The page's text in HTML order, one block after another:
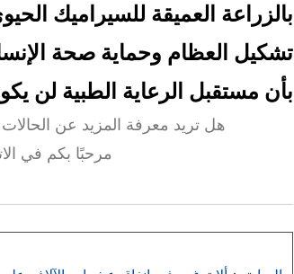
بالزراعة العميقة للسيراميك
تشكيل العظام وحماية صحة
بأن مستقبل الرعاية الطبية لن
هل تريد معرفة المزيد عن الحالات
مرحبًا بكم في